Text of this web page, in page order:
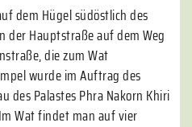
dem Hügel südöstlich des
der Hauptstraße auf dem Weg
die zum Wat
wurde im Auftrag des
des Palastes Phra Nakorn Khiri
Wat findet man auf vier